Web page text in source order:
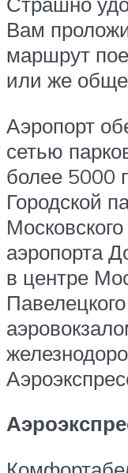
Вам
маршрут
или же
Аэропорт
сетью
более 5000
Городской
аэропорта
в центре